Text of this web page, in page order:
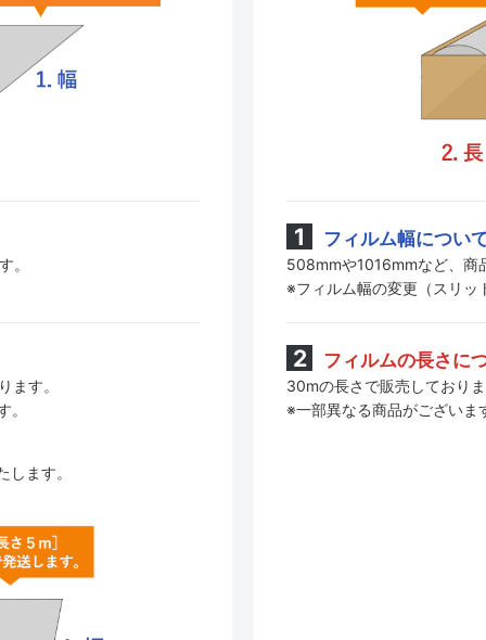
。
ます。
。
ます。
フィルム幅につい
508mmや1016mmなど、商
※フィルム幅の変更（スリッ
フィルムの長さに
30mの長さで販売しており
※一部異なる商品がございま